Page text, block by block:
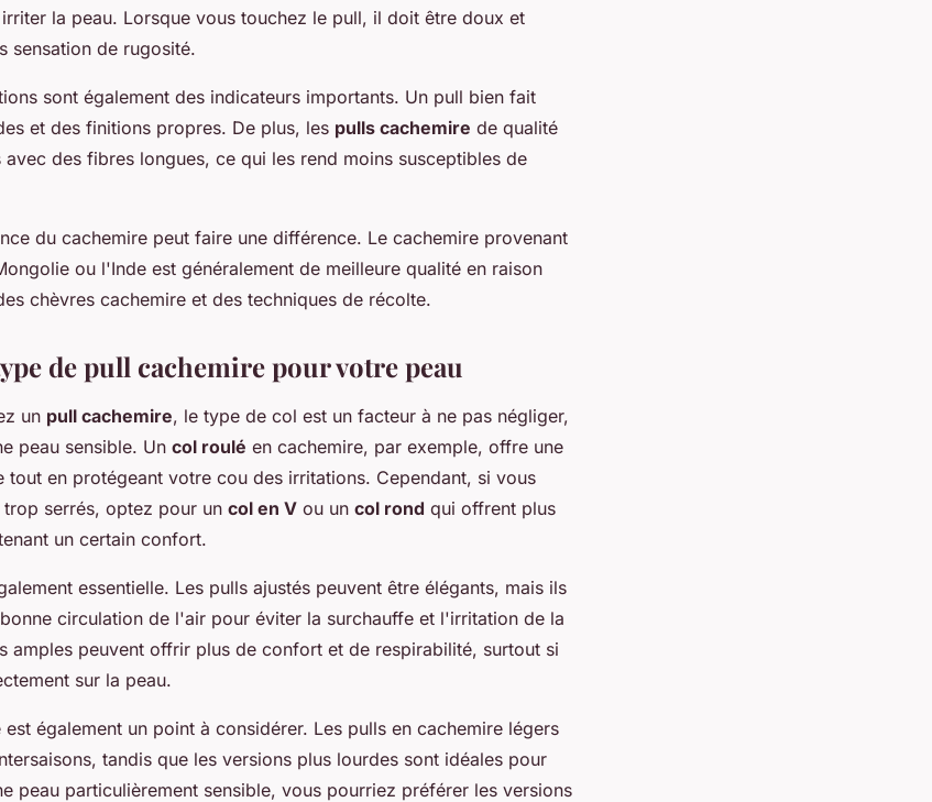
la peau. Lorsque vous touchez le pull, il doit être doux et
sensation de rugosité.
sont également des indicateurs importants. Un pull bien fait
et des finitions propres. De plus, les pulls cachemire de qualité
des fibres longues, ce qui les rend moins susceptibles de
du cachemire peut faire une différence. Le cachemire provenant
ou l'Inde est généralement de meilleure qualité en raison
chèvres cachemire et des techniques de récolte.
de pull cachemire pour votre peau
un pull cachemire, le type de col est un facteur à ne pas négliger,
peau sensible. Un col roulé en cachemire, par exemple, offre une
tout en protégeant votre cou des irritations. Cependant, si vous
serrés, optez pour un col en V ou un col rond qui offrent plus
un certain confort.
essentielle. Les pulls ajustés peuvent être élégants, mais ils
circulation de l'air pour éviter la surchauffe et l'irritation de la
amples peuvent offrir plus de confort et de respirabilité, surtout si
sur la peau.
également un point à considérer. Les pulls en cachemire légers
tandis que les versions plus lourdes sont idéales pour
peau particulièrement sensible, vous pourriez préférer les versions